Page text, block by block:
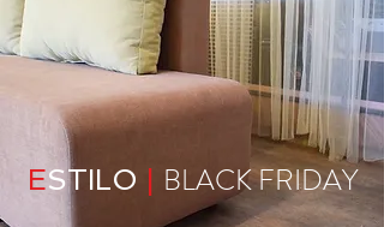
ESTILO | BLACK FRIDAY